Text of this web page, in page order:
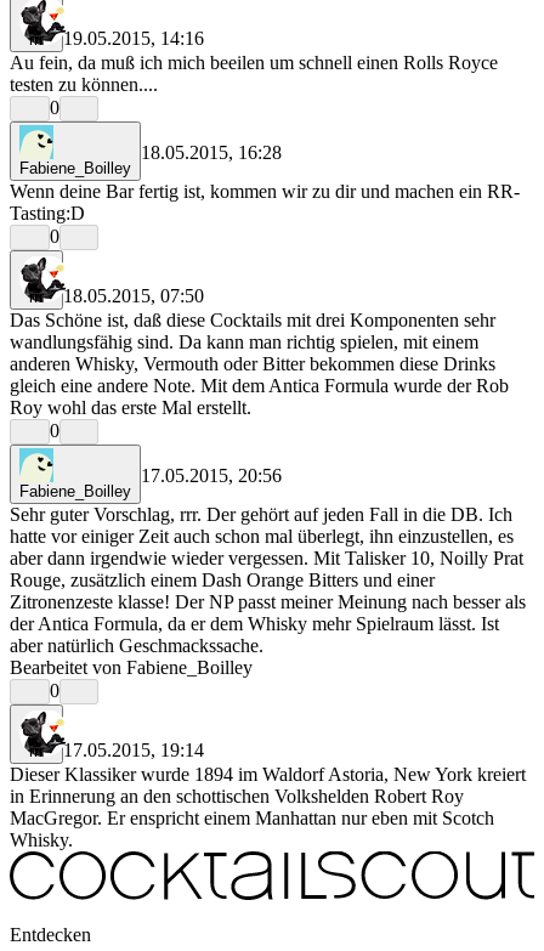
rrr
19.05.2015, 14:16
Au fein, da muß ich mich beeilen um schnell einen Rolls Royce
testen zu können....
0
Fabiene_Boilley
18.05.2015, 16:28
Wenn deine Bar fertig ist, kommen wir zu dir und machen ein RR-
Tasting:D
0
rrr
18.05.2015, 07:50
Das Schöne ist, daß diese Cocktails mit drei Komponenten sehr
wandlungsfähig sind. Da kann man richtig spielen, mit einem
anderen Whisky, Vermouth oder Bitter bekommen diese Drinks
gleich eine andere Note. Mit dem Antica Formula wurde der Rob
Roy wohl das erste Mal erstellt.
0
Fabiene_Boilley
17.05.2015, 20:56
Sehr guter Vorschlag, rrr. Der gehört auf jeden Fall in die DB. Ich
hatte vor einiger Zeit auch schon mal überlegt, ihn einzustellen, es
aber dann irgendwie wieder vergessen. Mit Talisker 10, Noilly Prat
Rouge, zusätzlich einem Dash Orange Bitters und einer
Zitronenzeste klasse! Der NP passt meiner Meinung nach besser als
der Antica Formula, da er dem Whisky mehr Spielraum lässt. Ist
aber natürlich Geschmackssache.
Bearbeitet von Fabiene_Boilley
0
rrr
17.05.2015, 19:14
Dieser Klassiker wurde 1894 im Waldorf Astoria, New York kreiert
in Erinnerung an den schottischen Volkshelden Robert Roy
MacGregor. Er enspricht einem Manhattan nur eben mit Scotch
Whisky.
Entdecken